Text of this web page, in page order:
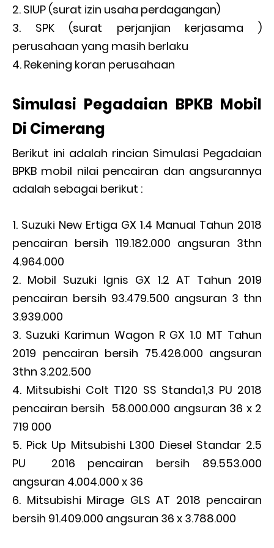
SIUP (surat izin usaha perdagangan)
SPK (surat perjanjian kerjasama )
perusahaan yang masih berlaku
Rekening koran perusahaan
Simulasi Pegadaian BPKB Mobil
Di Cimerang
Berikut ini adalah rincian Simulasi Pegadaian
BPKB mobil nilai pencairan dan angsurannya
adalah sebagai berikut :
Suzuki New Ertiga GX 1.4 Manual Tahun 2018
pencairan bersih 119.182.000 angsuran 3thn
4.964.000
Mobil Suzuki Ignis GX 1.2 AT Tahun 2019
pencairan bersih 93.479.500 angsuran 3 thn
3.939.000
Suzuki Karimun Wagon R GX 1.0 MT Tahun
2019 pencairan bersih 75.426.000 angsuran
3thn 3.202.500
Mitsubishi Colt T120 SS Standa1,3 PU 2018
pencairan bersih 58.000.000 angsuran 36 x 2
719 000
Pick Up Mitsubishi L300 Diesel Standar 2.5
PU 2016 pencairan bersih 89.553.000
angsuran 4.004.000 x 36
Mitsubishi Mirage GLS AT 2018 pencairan
bersih 91.409.000 angsuran 36 x 3.788.000